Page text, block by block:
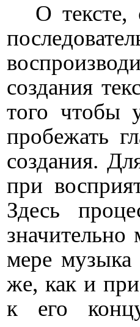
О тексте,
создания
того чтобы
пробежать
создания.
при
Здесь
значительно
мере музыка
же, как и
к его